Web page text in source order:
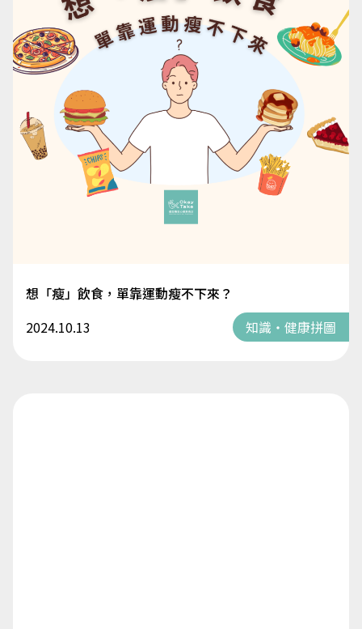
想「瘦」飲食，單靠運動瘦不下來？
2024.10.13
知識・健康拼圖